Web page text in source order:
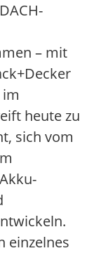
– mit
heute zu
sich vom
einzelnes